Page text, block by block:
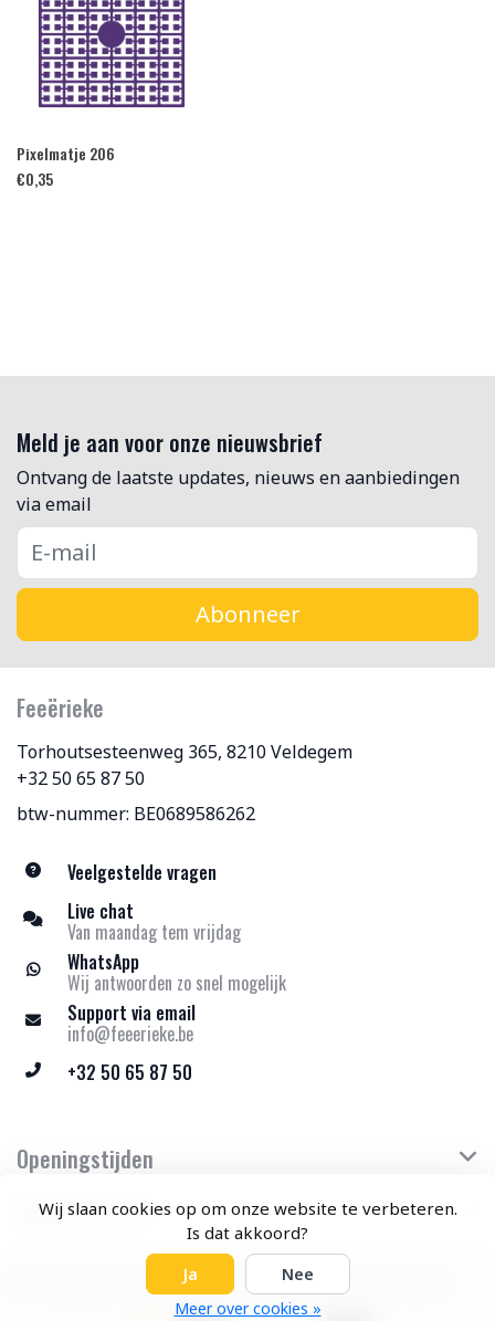
Wij slaan cookies op om onze website te verbeteren.
Is dat akkoord?
Ja
Nee
Meer over cookies »
Pixelmatje 206
€0,35
Meld je aan voor onze nieuwsbrief
Ontvang de laatste updates, nieuws en aanbiedingen
via email
Abonneer
Feeërieke
Torhoutsesteenweg 365, 8210 Veldegem
+32 50 65 87 50
btw-nummer: BE0689586262
Veelgestelde vragen
Live chat
Van maandag tem vrijdag
WhatsApp
Wij antwoorden zo snel mogelijk
Support via email
info@feeerieke.be
+32 50 65 87 50
Openingstijden
Klantenservice
© Copyright 2026 Feeërieke - Theme by